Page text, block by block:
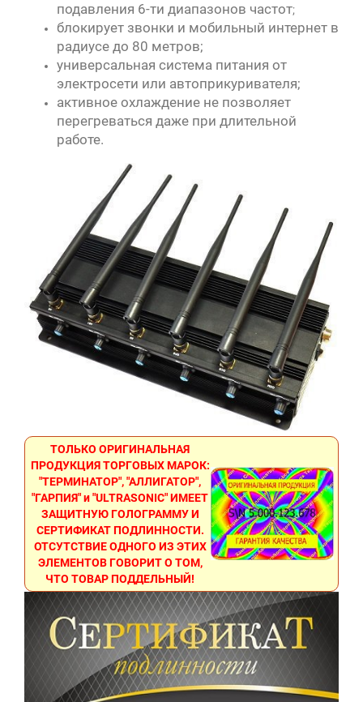
подавления 6-ти диапазонов частот;
блокирует звонки и мобильный интернет в
радиусе до 80 метров;
универсальная система питания от
электросети или автоприкуривателя;
активное охлаждение не позволяет
перегреваться даже при длительной
работе.
ТОЛЬКО ОРИГИНАЛЬНАЯ
ПРОДУКЦИЯ ТОРГОВЫХ МАРОК:
"ТЕРМИНАТОР", "АЛЛИГАТОР",
"ГАРПИЯ" и "ULTRASONIC" ИМЕЕТ
ЗАЩИТНУЮ ГОЛОГРАММУ И
СЕРТИФИКАТ ПОДЛИННОСТИ.
ОТСУТСТВИЕ ОДНОГО ИЗ ЭТИХ
ЭЛЕМЕНТОВ ГОВОРИТ О ТОМ,
ЧТО ТОВАР ПОДДЕЛЬНЫЙ!